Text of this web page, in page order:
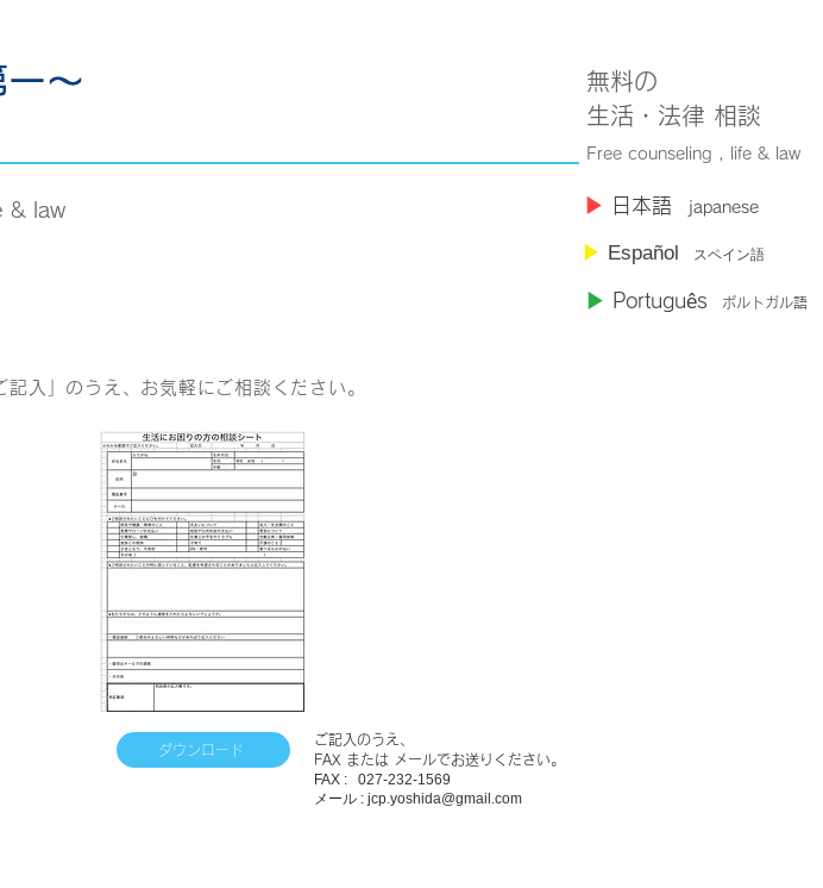
無料の
​生活・法律 相談
Free counseling , life & law
​▶︎ 日本語 japanese
▶︎ Español スペイン語
▶︎ Português ポルトガル語
& law
」のうえ、お気軽にご相談ください。
ダウンロード
ご記入のうえ、
FAX または メールでお送りください。
FAX : 027-232-1569
​メール : jcp.yoshida@gmail.com
〜